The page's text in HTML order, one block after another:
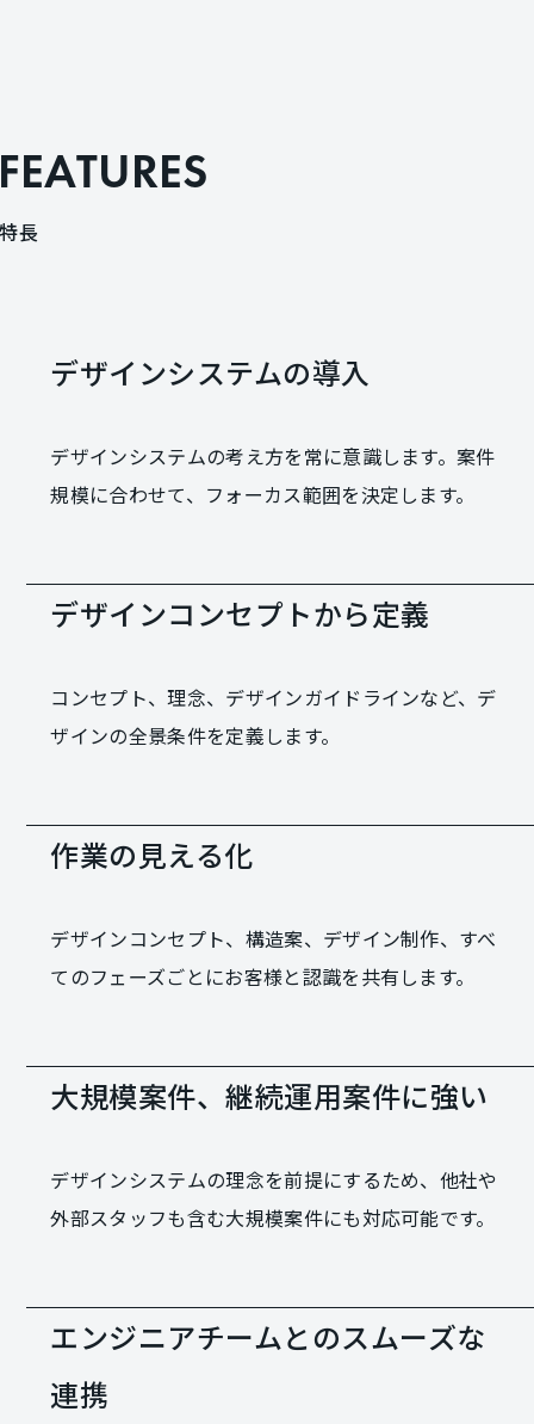
EATURES
特長
デザインシステムの導入
デザインシステムの考え方を常に意識します。案件
規模に合わせて、フォーカス範囲を決定します。
デザインコンセプトから定義
コンセプト、理念、デザインガイドラインなど、デ
ザインの全景条件を定義します。
作業の見える化
デザインコンセプト、構造案、デザイン制作、すべ
てのフェーズごとにお客様と認識を共有します。
大規模案件、継続運用案件に強い
デザインシステムの理念を前提にするため、他社や
外部スタッフも含む大規模案件にも対応可能です。
エンジニアチームとのスムーズな
連携